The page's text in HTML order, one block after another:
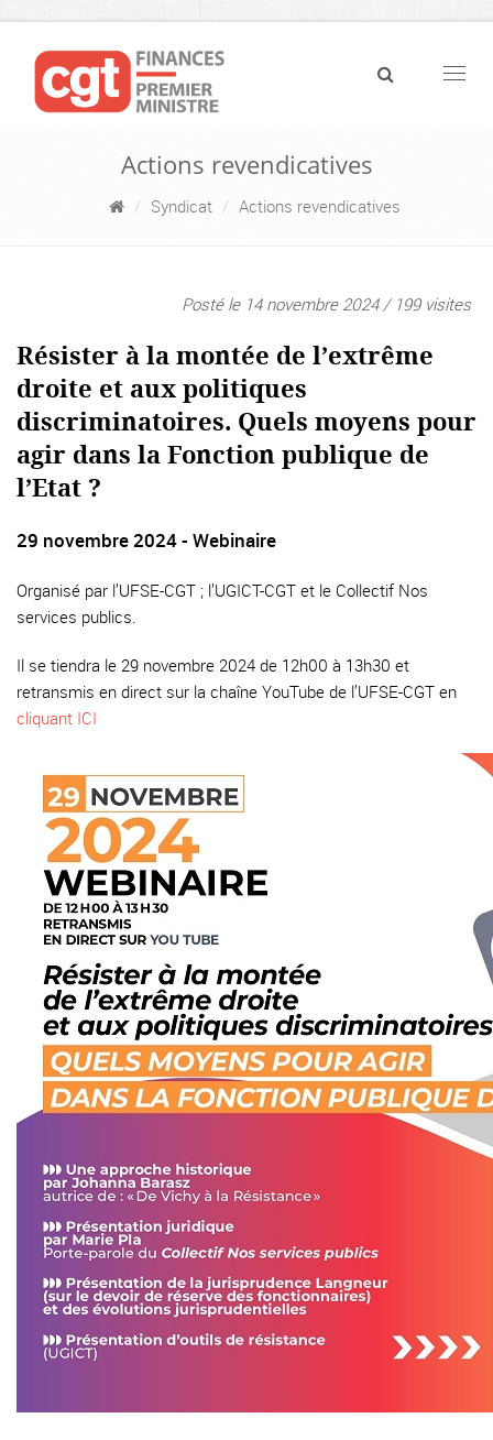
Actions revendicatives
Syndicat Actions revendicatives
Posté le 14 novembre 2024 / 199 visites
Résister à la montée de l’extrême
droite et aux politiques
discriminatoires. Quels moyens pour
agir dans la Fonction publique de
l’Etat ?
29 novembre 2024 - Webinaire
Organisé par l’UFSE-CGT ; l’UGICT-CGT et le Collectif Nos
services publics.
Il se tiendra le 29 novembre 2024 de 12h00 à 13h30 et
retransmis en direct sur la chaîne YouTube de l’UFSE-CGT en
cliquant ICI